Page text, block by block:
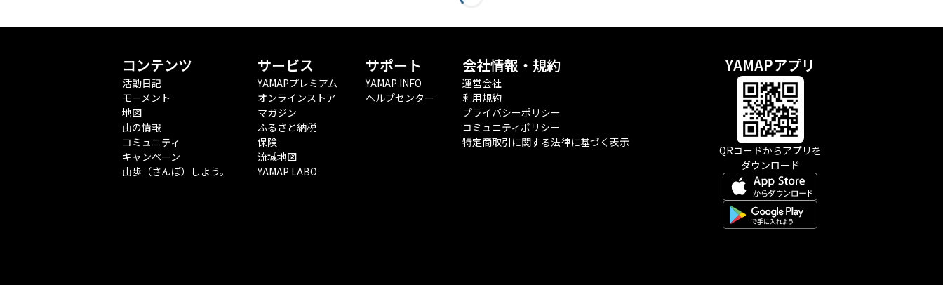
コンテンツ
活動日記
モーメント
地図
山の情報
コミュニティ
キャンペーン
山歩（さんぽ）しよう。
サービス
YAMAPプレミアム
オンラインストア
マガジン
ふるさと納税
保険
流域地図
YAMAP LABO
サポート
YAMAP INFO
ヘルプセンター
会社情報・規約
運営会社
利用規約
プライバシーポリシー
コミュニティポリシー
特定商取引に関する法律に基づく表示
YAMAPアプリ
QRコードからアプリを
ダウンロード